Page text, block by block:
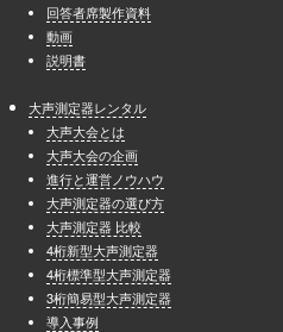
回答者席製作資料
動画
説明書
大声測定器レンタル
大声大会とは
大声大会の企画
進行と運営ノウハウ
大声測定器の選び方
大声測定器 比較
4桁新型大声測定器
4桁標準型大声測定器
3桁簡易型大声測定器
導入事例